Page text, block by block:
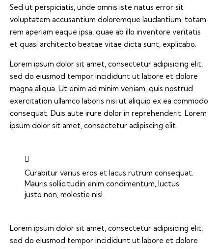
Sed ut perspiciatis, unde omnis iste natus error sit
voluptatem accusantium doloremque laudantium, totam
rem aperiam eaque ipsa, quae ab illo inventore veritatis
et quasi architecto beatae vitae dicta sunt, explicabo.
Lorem ipsum dolor sit amet, consectetur adipisicing elit,
sed do eiusmod tempor incididunt ut labore et dolore
magna aliqua. Ut enim ad minim veniam, quis nostrud
exercitation ullamco laboris nisi ut aliquip ex ea commodo
consequat. Duis aute irure dolor in reprehenderit. Lorem
ipsum dolor sit amet, consectetur adipiscing elit.
Curabitur varius eros et lacus rutrum consequat.
Mauris sollicitudin enim condimentum, luctus
justo non, molestie nisl.
Lorem ipsum dolor sit amet, consectetur adipisicing elit,
sed do eiusmod tempor incididunt ut labore et dolore